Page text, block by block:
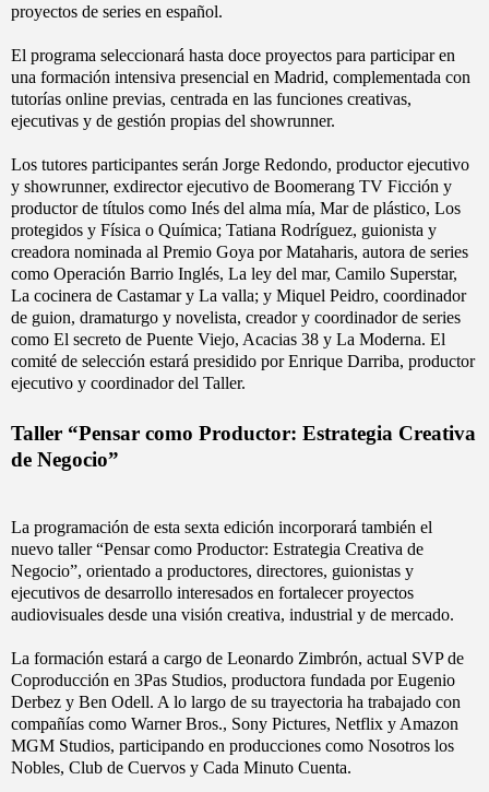
proyectos de series en español.
El programa seleccionará hasta doce proyectos para participar en
una formación intensiva presencial en Madrid, complementada con
tutorías online previas, centrada en las funciones creativas,
ejecutivas y de gestión propias del showrunner.
Los tutores participantes serán Jorge Redondo, productor ejecutivo
y showrunner, exdirector ejecutivo de Boomerang TV Ficción y
productor de títulos como Inés del alma mía, Mar de plástico, Los
protegidos y Física o Química; Tatiana Rodríguez, guionista y
creadora nominada al Premio Goya por Mataharis, autora de series
como Operación Barrio Inglés, La ley del mar, Camilo Superstar,
La cocinera de Castamar y La valla; y Miquel Peidro, coordinador
de guion, dramaturgo y novelista, creador y coordinador de series
como El secreto de Puente Viejo, Acacias 38 y La Moderna. El
comité de selección estará presidido por Enrique Darriba, productor
ejecutivo y coordinador del Taller.
Taller “Pensar como Productor: Estrategia Creativa
de Negocio”
La programación de esta sexta edición incorporará también el
nuevo taller “Pensar como Productor: Estrategia Creativa de
Negocio”, orientado a productores, directores, guionistas y
ejecutivos de desarrollo interesados en fortalecer proyectos
audiovisuales desde una visión creativa, industrial y de mercado.
La formación estará a cargo de Leonardo Zimbrón, actual SVP de
Coproducción en 3Pas Studios, productora fundada por Eugenio
Derbez y Ben Odell. A lo largo de su trayectoria ha trabajado con
compañías como Warner Bros., Sony Pictures, Netflix y Amazon
MGM Studios, participando en producciones como Nosotros los
Nobles, Club de Cuervos y Cada Minuto Cuenta.